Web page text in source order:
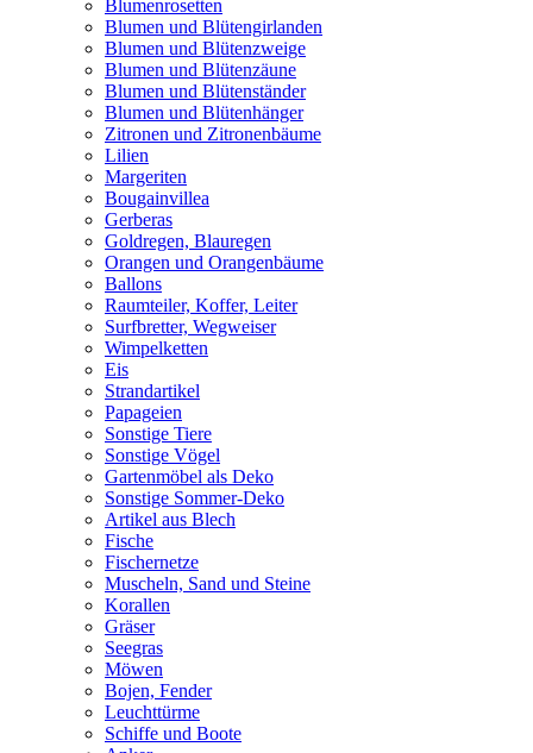
Blumenrosetten
Blumen und Blütengirlanden
Blumen und Blütenzweige
Blumen und Blütenzäune
Blumen und Blütenständer
Blumen und Blütenhänger
Zitronen und Zitronenbäume
Lilien
Margeriten
Bougainvillea
Gerberas
Goldregen, Blauregen
Orangen und Orangenbäume
Ballons
Raumteiler, Koffer, Leiter
Surfbretter, Wegweiser
Wimpelketten
Eis
Strandartikel
Papageien
Sonstige Tiere
Sonstige Vögel
Gartenmöbel als Deko
Sonstige Sommer-Deko
Artikel aus Blech
Fische
Fischernetze
Muscheln, Sand und Steine
Korallen
Gräser
Seegras
Möwen
Bojen, Fender
Leuchttürme
Schiffe und Boote